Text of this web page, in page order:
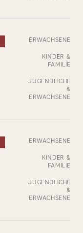
ERWACHSENE
KINDER &
FAMILIE
JUGENDLICHE
&
ERWACHSENE
ERWACHSENE
KINDER &
FAMILIE
JUGENDLICHE
&
ERWACHSENE